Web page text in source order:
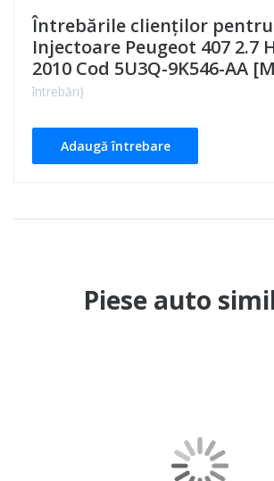
Întrebările clienților
Injectoare Peugeot 407 2.7
2010 Cod 5U3Q-9K546-AA
întrebări)
Adaugă întrebare
Piese auto